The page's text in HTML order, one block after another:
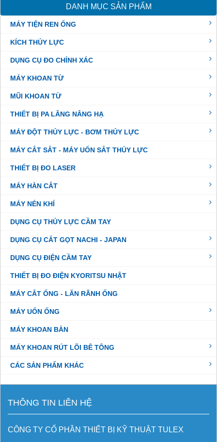
DANH MỤC SẢN PHẨM
MÁY TIỆN REN ỐNG
KÍCH THỦY LỰC
DỤNG CỤ ĐO CHÍNH XÁC
MÁY KHOAN TỪ
MŨI KHOAN TỪ
THIẾT BỊ PA LĂNG NÂNG HẠ
MÁY ĐỘT THỦY LỰC - BƠM THỦY LỰC
MÁY CẮT SẮT - MÁY UỐN SẮT THỦY LỰC
THIẾT BỊ ĐO LASER
MÁY HÀN CẮT
MÁY NÉN KHÍ
DỤNG CỤ THỦY LỰC CẦM TAY
DỤNG CỤ CẮT GỌT NACHI - JAPAN
DỤNG CỤ ĐIỆN CẦM TAY
THIẾT BỊ ĐO ĐIỆN KYORITSU NHẬT
MÁY CẮT ỐNG - LĂN RÃNH ỐNG
MÁY UỐN ỐNG
MÁY KHOAN BÀN
MÁY KHOAN RÚT LÕI BÊ TÔNG
CÁC SẢN PHẨM KHÁC
THÔNG TIN LIÊN HỆ
CÔNG TY CỔ PHẦN THIẾT BỊ KỸ THUẬT TULEX